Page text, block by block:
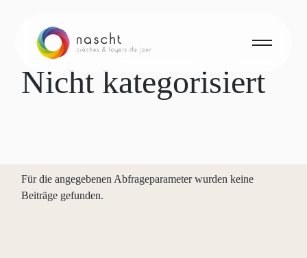
Nicht kategorisiert
Für die angegebenen Abfrageparameter wurden keine
Beiträge gefunden.